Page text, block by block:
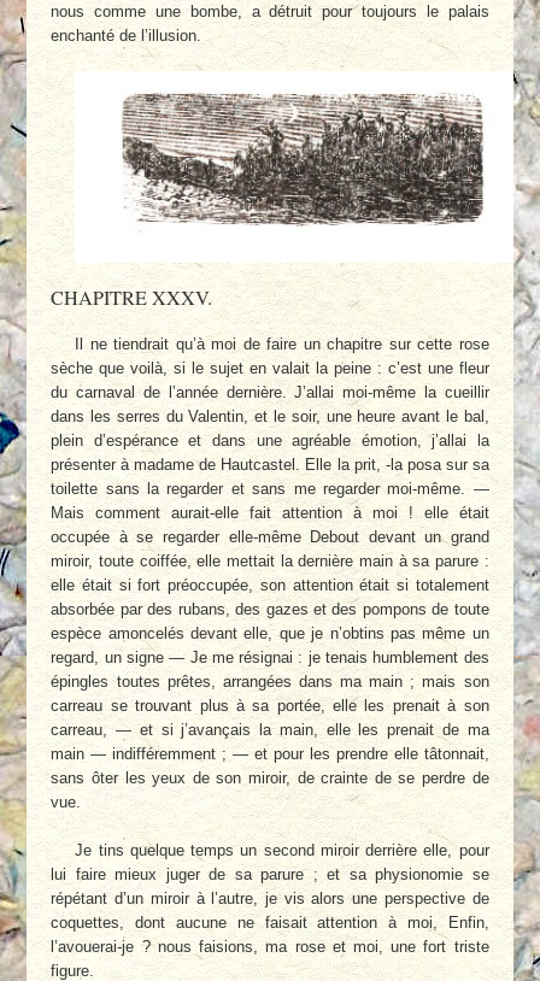
nous comme une bombe, a détruit pour toujours le palais
enchanté de l’illusion.
CHAPITRE XXXV.
Il ne tiendrait qu’à moi de faire un chapitre sur cette rose
sèche que voilà, si le sujet en valait la peine : c’est une fleur
du carnaval de l’année dernière. J’allai moi-même la cueillir
dans les serres du Valentin, et le soir, une heure avant le bal,
plein d’espérance et dans une agréable émotion, j’allai la
présenter à madame de Hautcastel. Elle la prit, -la posa sur sa
toilette sans la regarder et sans me regarder moi-même. —
Mais comment aurait-elle fait attention à moi ! elle était
occupée à se regarder elle-même Debout devant un grand
miroir, toute coiffée, elle mettait la dernière main à sa parure :
elle était si fort préoccupée, son attention était si totalement
absorbée par des rubans, des gazes et des pompons de toute
espèce amoncelés devant elle, que je n’obtins pas même un
regard, un signe — Je me résignai : je tenais humblement des
épingles toutes prêtes, arrangées dans ma main ; mais son
carreau se trouvant plus à sa portée, elle les prenait à son
carreau, — et si j’avançais la main, elle les prenait de ma
main — indifféremment ; — et pour les prendre elle tâtonnait,
sans ôter les yeux de son miroir, de crainte de se perdre de
vue.
Je tins quelque temps un second miroir derrière elle, pour
lui faire mieux juger de sa parure ; et sa physionomie se
répétant d’un miroir à l’autre, je vis alors une perspective de
coquettes, dont aucune ne faisait attention à moi, Enfin,
l’avouerai-je ? nous faisions, ma rose et moi, une fort triste
figure.